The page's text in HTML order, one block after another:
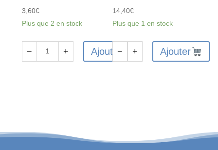
3,60€
Plus que 2 en stock
CENTRO
− + Ajouter
14,40€
Plus que 1 en stock
pour
− + Ajouter